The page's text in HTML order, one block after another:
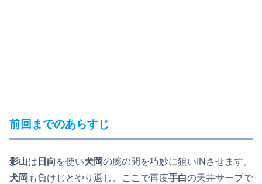
前回までのあらすじ
影山は 日向 を使い犬岡の腕の間を巧妙に狙いINさせます。
犬岡 も負けじとやり返し、ここで再度手白の天井サーブで